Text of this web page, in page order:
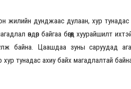
дунджаас дулаан, хур тунадас
өндөр байгаа бөгөөд хуурайшилт
байна. Цаашдаа зуны саруудад
тунадас ахиу байх магадлалтай